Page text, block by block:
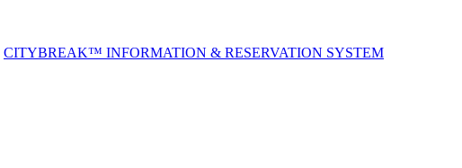
CITYBREAK™ INFORMATION & RESERVATION SYSTEM